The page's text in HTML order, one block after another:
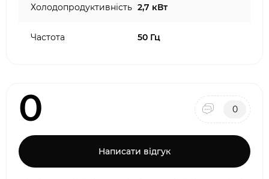
Холодопродуктивність 2,7 кВт
Частота 50 Гц
0 0
Написати відгук